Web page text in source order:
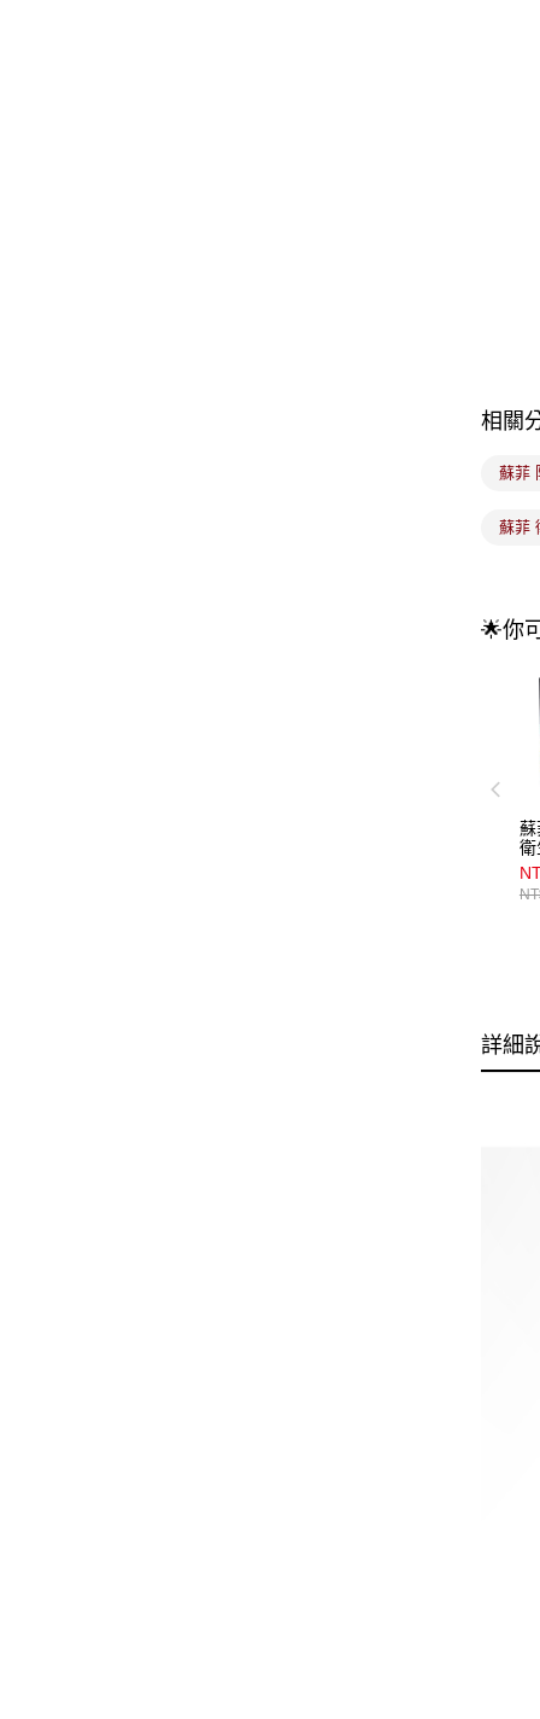
相關
蘇菲
蘇菲
🌟你
蘇
衛
詳細